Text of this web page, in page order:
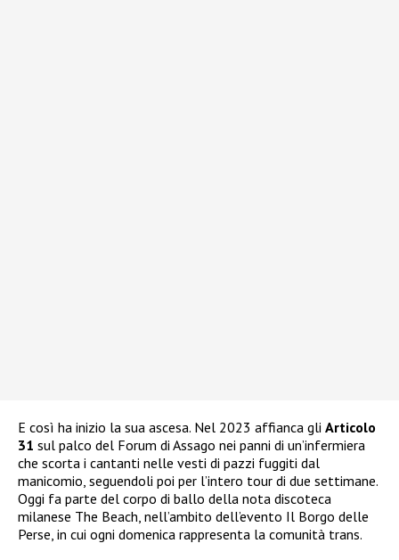
E così ha inizio la sua ascesa. Nel 2023 affianca gli Articolo
31 sul palco del Forum di Assago nei panni di un’infermiera
che scorta i cantanti nelle vesti di pazzi fuggiti dal
manicomio, seguendoli poi per l’intero tour di due settimane.
Oggi fa parte del corpo di ballo della nota discoteca
milanese The Beach, nell’ambito dell’evento Il Borgo delle
Perse, in cui ogni domenica rappresenta la comunità trans.